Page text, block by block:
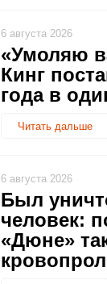
«Умоляю
Кинг
года в
Читать дальше
6 августа 2026
Был
человек:
«Дюне»
6 августа 2026